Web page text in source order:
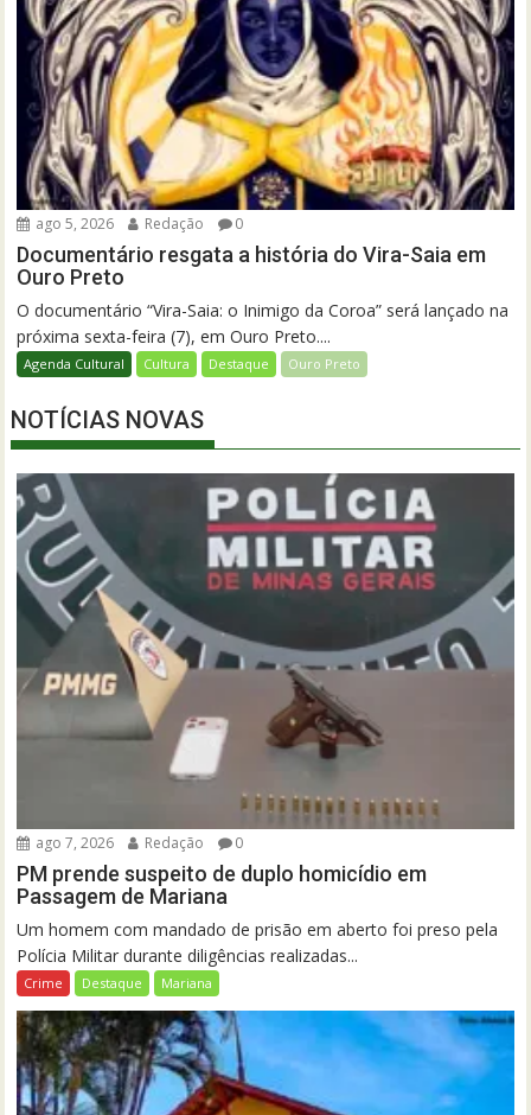
ago 5, 2026 Redação 0
Documentário resgata a história do Vira-Saia em
Ouro Preto
O documentário “Vira-Saia: o Inimigo da Coroa” será lançado na
próxima sexta-feira (7), em Ouro Preto....
Agenda Cultural Cultura Destaque Ouro Preto
NOTÍCIAS NOVAS
ago 7, 2026 Redação 0
PM prende suspeito de duplo homicídio em
Passagem de Mariana
Um homem com mandado de prisão em aberto foi preso pela
Polícia Militar durante diligências realizadas...
Crime Destaque Mariana